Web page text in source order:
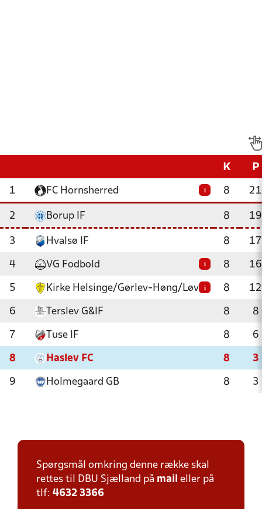
K P
1 FC Hornsherred i 8 21
2 Borup IF 8 19
3 Hvalsø IF 8 17
4 VG Fodbold i 8 16
5 Kirke Helsinge/Gørlev-Høng/Løve i 8 12
6 Terslev G&IF 8 8
7 Tuse IF 8 6
8 Haslev FC 8 3
9 Holmegaard GB 8 3
Spørgsmål omkring denne række skal
rettes til DBU Sjælland på mail eller på
tlf: 4632 3366